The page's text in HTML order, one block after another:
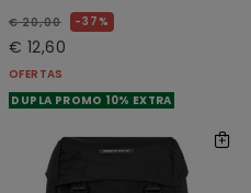
€ 20,00 37%
€ 12,60
OFERTAS
DUPLA PROMO 10% EXTRA